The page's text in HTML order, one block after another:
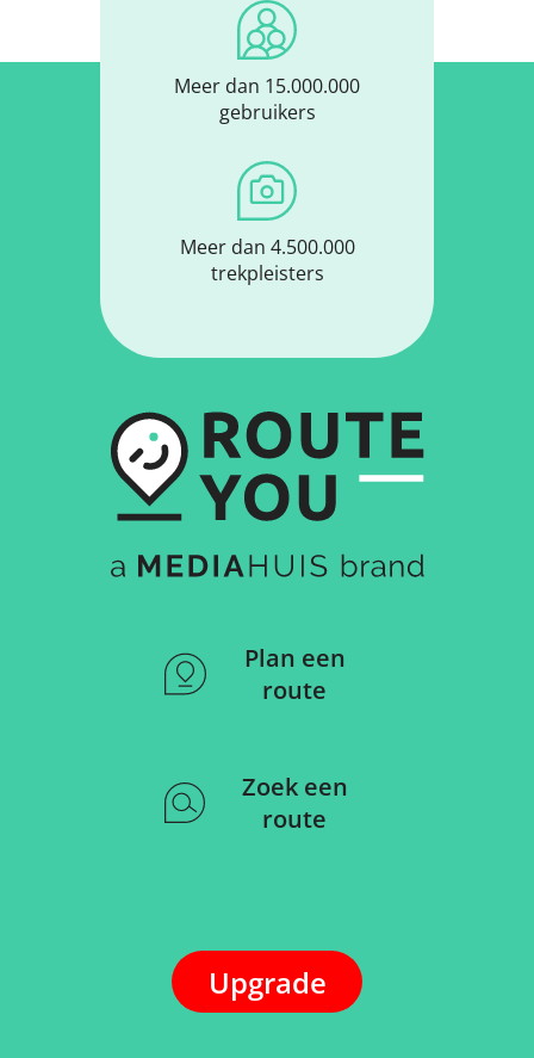
Meer dan 15.000.000
gebruikers
Meer dan 4.500.000
trekpleisters
Plan een
route
Zoek een
route
Upgrade